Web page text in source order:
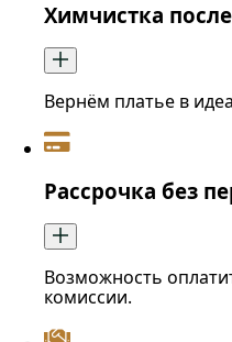
Химчистка
Вернём платье в
Рассрочка без
Возможность
комиссии.